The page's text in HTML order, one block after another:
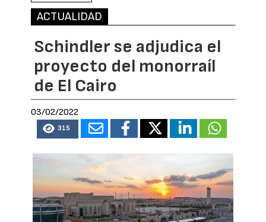
ACTUALIDAD
Schindler se adjudica el
proyecto del monorraíl
de El Cairo
03/02/2022
315